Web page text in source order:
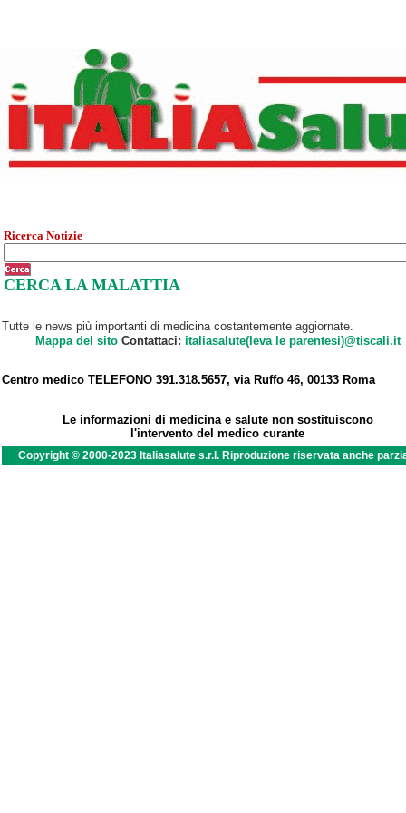
Ricerca Notizie
CERCA LA MALATTIA
Tutte le news più importanti di medicina costantemente aggiornate.
Mappa del sitoContattaci: italiasalute(leva le parentesi)@tiscali.it
Centro medico TELEFONO 391.318.5657, via Ruffo 46, 00133 Roma
Le informazioni di medicina e salute non sostituiscono
l'intervento del medico curante
Copyright © 2000-2023 Italiasalute s.r.l. Riproduzione riservata anche